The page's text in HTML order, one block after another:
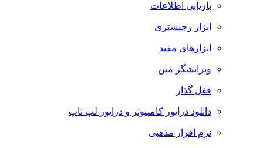
بازیابی اطلاعات
ابزار رجیستری
ابزارهای مفید
ویرایشگر متن
قفل گذار
دانلود درایور کامپیوتر و درایور لپ تاپ
نرم افزار مذهبی